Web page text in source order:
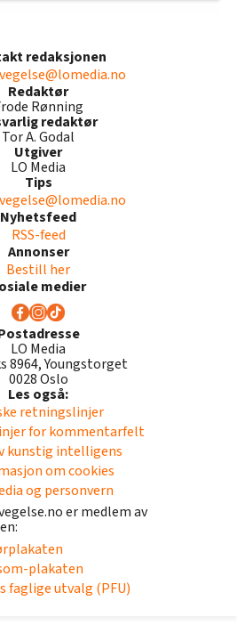
redaksjonen
Redaktør
Rønning
redaktør
Tor A. Godal
Utgiver
LO Media
Tips
Nyhetsfeed
RSS-feed
Annonser
Bestill her
medier
LO Media
8964, Youngstorget
0028 Oslo
Les også:
retningslinjer
for kommentarfelt
kunstig intelligens
om cookies
og personvern
er medlem av
plakaten
faglige utvalg (PFU)